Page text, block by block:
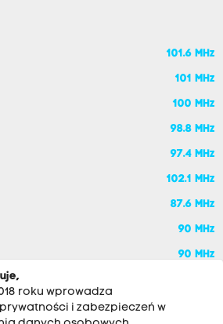
101.6 MHz
101 MHz
100 MHz
98.8 MHz
97.4 MHz
102.1 MHz
87.6 MHz
90 MHz
90 MHz
roku wprowadza
i zabezpieczeń w